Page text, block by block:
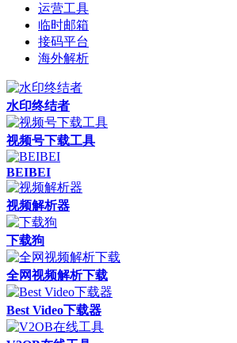
运营工具
临时邮箱
接码平台
海外解析
水印终结者
视频号下载工具
BEIBEI
视频解析器
下载狗
全网视频解析下载
Best Video下载器